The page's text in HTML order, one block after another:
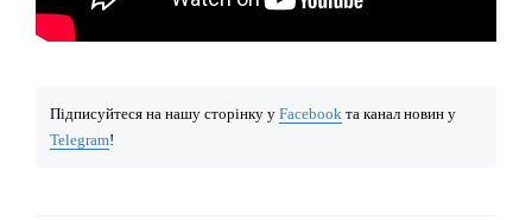
Підписуйтеся на нашу сторінку у Facebook та канал новин у
Telegram!